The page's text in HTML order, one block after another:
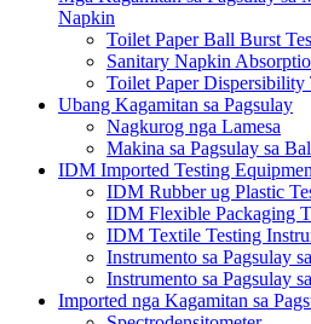
Napkin
Toilet Paper Ball Burst
Sanitary Napkin
Toilet Paper Dispersibility
Ubang Kagamitan sa Pagsulay
Nagkurog nga Lamesa
Makina sa Pagsulay sa
IDM Imported Testing
IDM Rubber ug Plastic
IDM Flexible Packaging
IDM Textile Testing
Instrumento sa Pagsulay
Instrumento sa Pagsulay
Imported nga Kagamitan sa